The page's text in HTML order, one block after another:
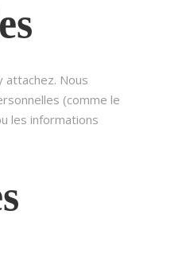
attachez. Nous
(comme le
les informations